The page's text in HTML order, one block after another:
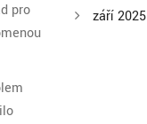
pro
září 2025